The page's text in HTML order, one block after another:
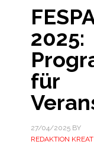
2025:
für
27/04/2025BY
REDAKTION